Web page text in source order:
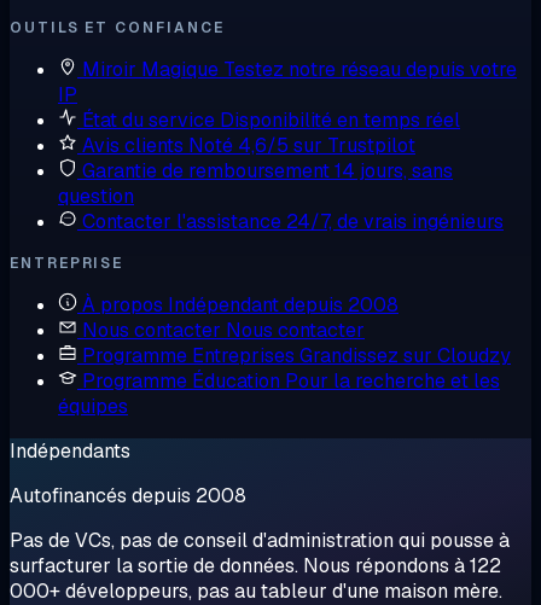
OUTILS ET CONFIANCE
Miroir Magique Testez notre réseau depuis votre
IP
État du service Disponibilité en temps réel
Avis clients Noté 4,6/5 sur Trustpilot
Garantie de remboursement14 jours, sans
question
Contacter l'assistance 24/7, de vrais ingénieurs
ENTREPRISE
À propos Indépendant depuis 2008
Nous contacter Nous contacter
Programme Entreprises Grandissez sur Cloudzy
Programme Éducation Pour la recherche et les
équipes
Indépendants
Autofinancés depuis 2008
Pas de VCs, pas de conseil d'administration qui pousse à
surfacturer la sortie de données. Nous répondons à 122
000+ développeurs, pas au tableur d'une maison mère.